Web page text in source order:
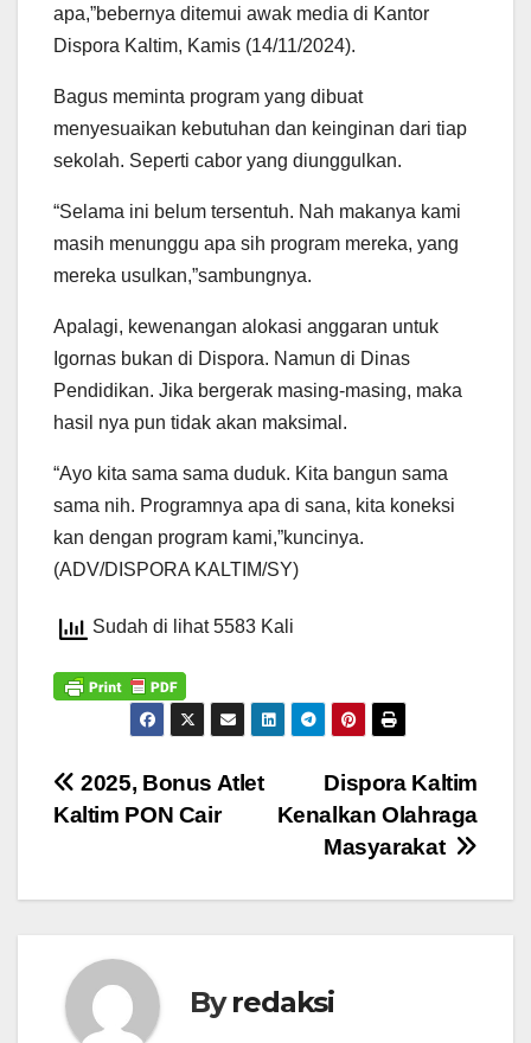
apa,”bebernya ditemui awak media di Kantor
Dispora Kaltim, Kamis (14/11/2024).
Bagus meminta program yang dibuat
menyesuaikan kebutuhan dan keinginan dari tiap
sekolah. Seperti cabor yang diunggulkan.
“Selama ini belum tersentuh. Nah makanya kami
masih menunggu apa sih program mereka, yang
mereka usulkan,”sambungnya.
Apalagi, kewenangan alokasi anggaran untuk
Igornas bukan di Dispora. Namun di Dinas
Pendidikan. Jika bergerak masing-masing, maka
hasil nya pun tidak akan maksimal.
“Ayo kita sama sama duduk. Kita bangun sama
sama nih. Programnya apa di sana, kita koneksi
kan dengan program kami,”kuncinya.
(ADV/DISPORA KALTIM/SY)
Sudah di lihat 5583 Kali
Navigasi
Dispora Kaltim
Kenalkan Olahraga
Masyarakat
2025, Bonus Atlet
Kaltim PON Cair
Byredaksi